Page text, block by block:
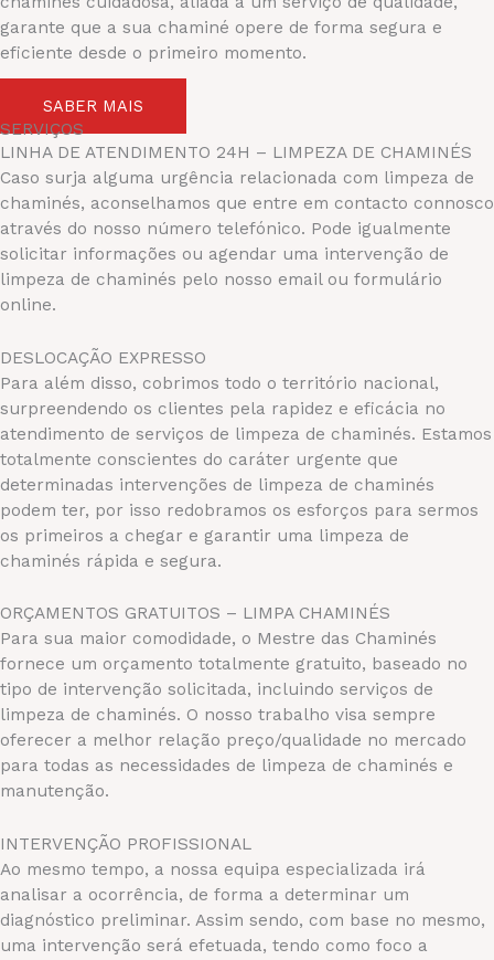
garante que a sua chaminé opere de forma segura e
eficiente desde o primeiro momento.
SABER MAIS
SERVIÇOS
LINHA DE ATENDIMENTO 24H – LIMPEZA DE CHAMINÉS
Caso surja alguma urgência relacionada com limpeza de
chaminés, aconselhamos que entre em contacto connosco
através do nosso número telefónico. Pode igualmente
solicitar informações ou agendar uma intervenção de
limpeza de chaminés pelo nosso email ou formulário
online.
DESLOCAÇÃO EXPRESSO
Para além disso, cobrimos todo o território nacional,
surpreendendo os clientes pela rapidez e eficácia no
atendimento de serviços de limpeza de chaminés. Estamos
totalmente conscientes do caráter urgente que
determinadas intervenções de limpeza de chaminés
podem ter, por isso redobramos os esforços para sermos
os primeiros a chegar e garantir uma limpeza de
chaminés rápida e segura.
ORÇAMENTOS GRATUITOS – LIMPA CHAMINÉS
Para sua maior comodidade, o Mestre das Chaminés
fornece um orçamento totalmente gratuito, baseado no
tipo de intervenção solicitada, incluindo serviços de
limpeza de chaminés. O nosso trabalho visa sempre
oferecer a melhor relação preço/qualidade no mercado
para todas as necessidades de limpeza de chaminés e
manutenção.
INTERVENÇÃO PROFISSIONAL
Ao mesmo tempo, a nossa equipa especializada irá
analisar a ocorrência, de forma a determinar um
diagnóstico preliminar. Assim sendo, com base no mesmo,
uma intervenção será efetuada, tendo como foco a